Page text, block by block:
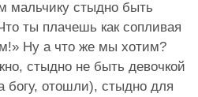
мальчику стыдно быть
ты плачешь как сопливая
Ну а что же мы хотим?
стыдно не быть девочкой
богу, отошли), стыдно для